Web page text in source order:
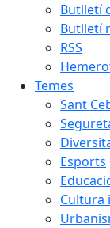
Butlletí
Butlletí
RSS
Temes
Sant
Esports
Cultura